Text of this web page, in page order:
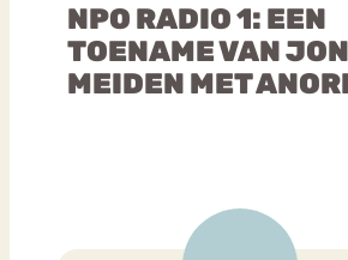
NPO RADIO 1: EEN
TOENAME VAN
MEIDEN MET